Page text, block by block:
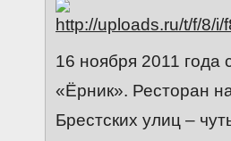
16 ноября 2011
«Ёрник». Ресторан
Брестских улиц –